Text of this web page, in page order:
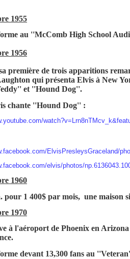
1955
au ''McComb High School
1956
première de trois apparitions
qui présenta Elvis à New
et ''Hound Dog''.
chante ''Hound Dog'' :
ElvisPresleysGraceland/
elvis/photos/
1960
pour 1 400$ par mois, une maison
1970
à l'aéroport de Phoenix en
devant 13,300 fans au